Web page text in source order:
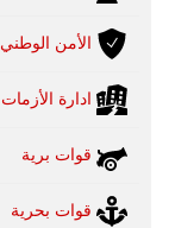
الأمن الوطني
ادارة الأزمات
قوات برية
قوات بحرية